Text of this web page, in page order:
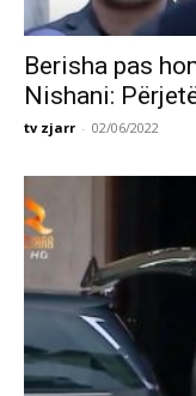
Berisha pas
Nishani:
tv zjarr - 02/06/2022